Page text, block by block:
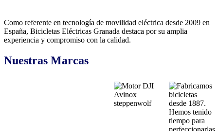
Como referente en tecnología de movilidad eléctrica desde 2009 en
España, Bicicletas Eléctricas Granada destaca por su amplia
experiencia y compromiso con la calidad.
Nuestras Marcas